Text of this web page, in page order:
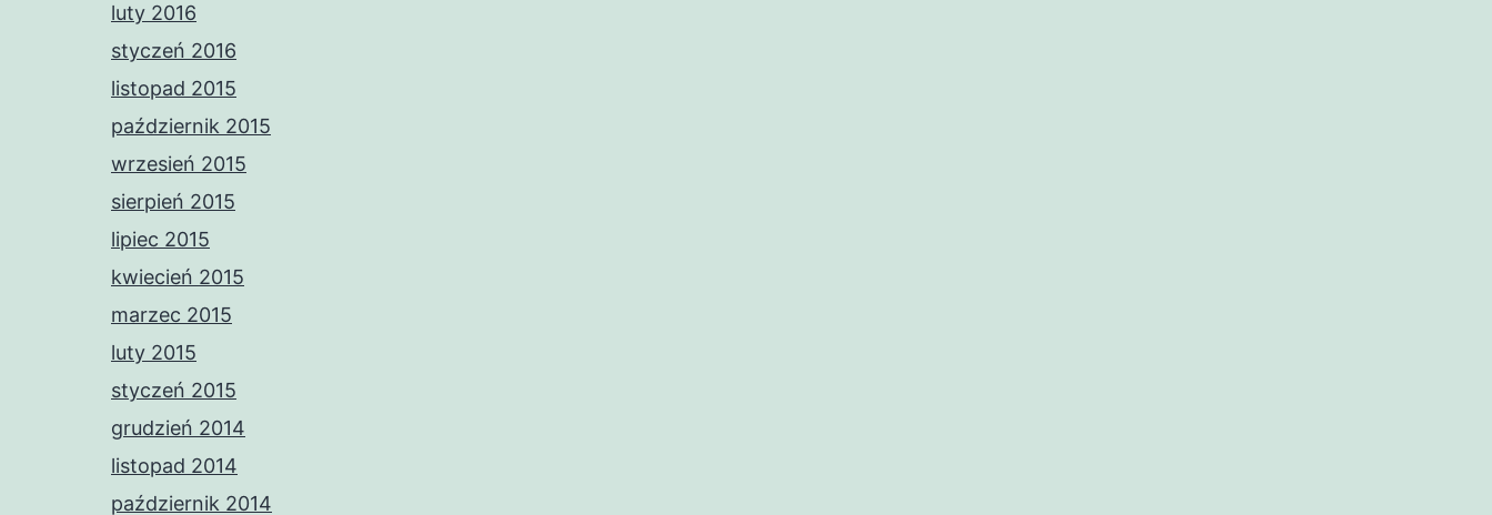
luty 2016
styczeń 2016
listopad 2015
październik 2015
wrzesień 2015
sierpień 2015
lipiec 2015
kwiecień 2015
marzec 2015
luty 2015
styczeń 2015
grudzień 2014
listopad 2014
październik 2014